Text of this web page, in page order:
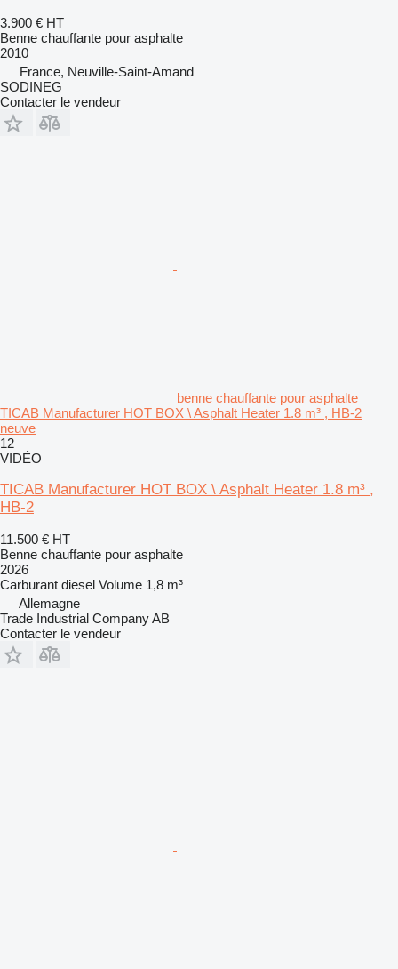
3.900 € HT
Benne chauffante pour asphalte
2010
France, Neuville-Saint-Amand
SODINEG
Contacter le vendeur
benne chauffante pour asphalte
TICAB Manufacturer HOT BOX \ Asphalt Heater 1.8 m³ , HB-2
neuve
12
VIDÉO
TICAB Manufacturer HOT BOX \ Asphalt Heater 1.8 m³ ,
HB-2
11.500 € HT
Benne chauffante pour asphalte
2026
Carburant diesel Volume 1,8 m³
Allemagne
Trade Industrial Company AB
Contacter le vendeur